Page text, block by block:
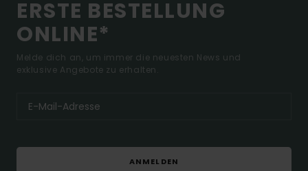
ERSTE BESTELLUNG
ONLINE*
Melde dich an, um immer die neuesten News und
exklusive Angebote zu erhalten.
ANMELDEN